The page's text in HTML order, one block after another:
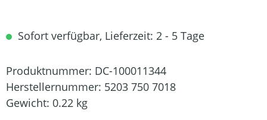
Sofort verfügbar, Lieferzeit: 2 - 5 Tage
Produktnummer: DC-100011344
Herstellernummer: 5203 750 7018
Gewicht: 0.22 kg